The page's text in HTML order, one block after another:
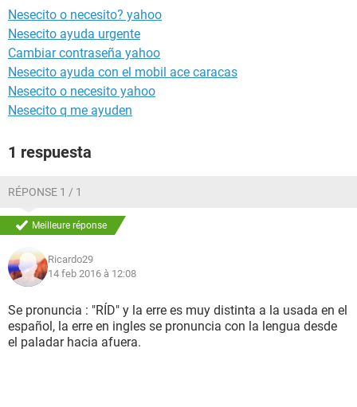
Nesecito o necesito? yahoo
Nesecito ayuda urgente
Cambiar contraseña yahoo
Nesecito ayuda con el mobil ace caracas
Nesecito o necesito yahoo
Nesecito q me ayuden
1 respuesta
RÉPONSE 1 / 1
Meilleure réponse
Ricardo29
14 feb 2016 à 12:08
Se pronuncia : "RÍD" y la erre es muy distinta a la usada en el
español, la erre en ingles se pronuncia con la lengua desde
el paladar hacia afuera.